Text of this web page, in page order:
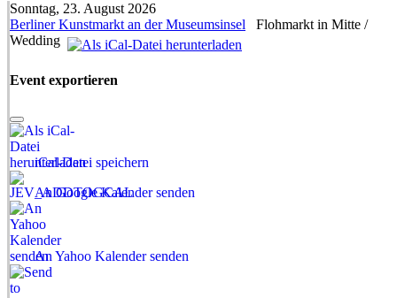
Sonntag, 23. August 2026
Berliner Kunstmarkt an der Museumsinsel Flohmarkt in Mitte /
Wedding
Event exportieren
iCal-Datei speichern
An Google Kalender senden
An Yahoo Kalender senden